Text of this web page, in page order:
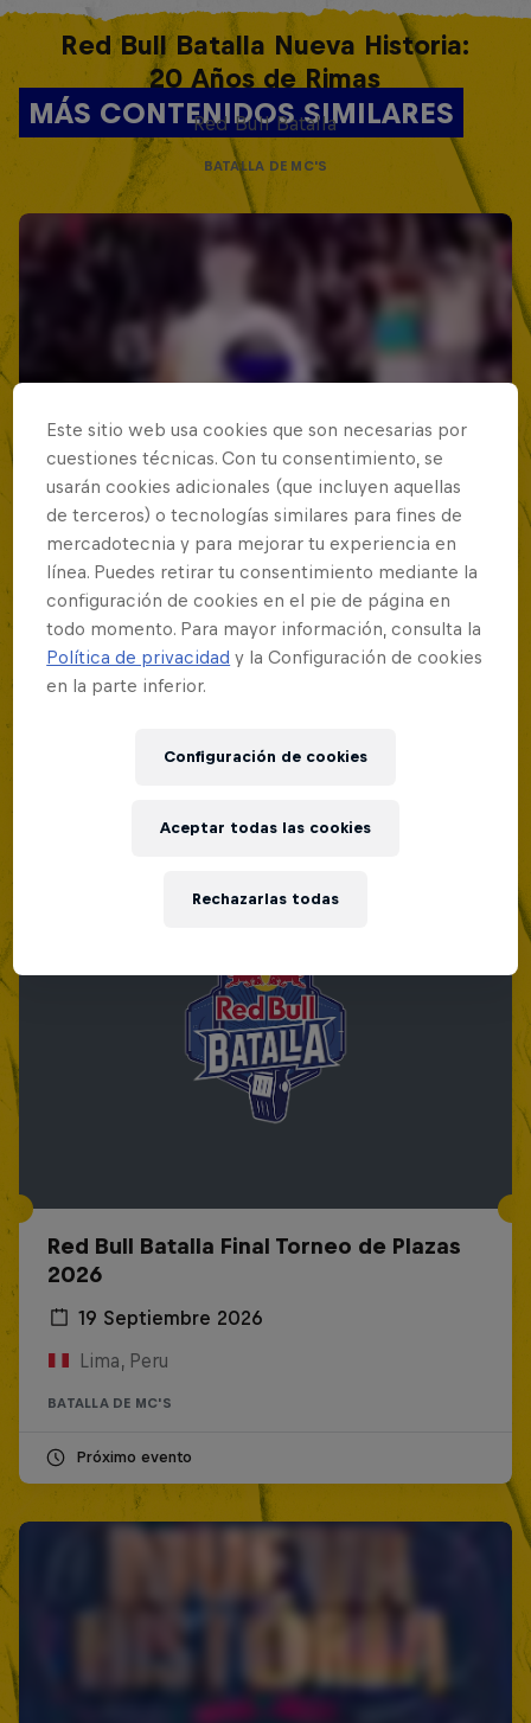
MÁS CONTENIDOS SIMILARES
Red Bull Batalla Nueva Historia:
20 Años de Rimas
Red Bull Batalla
BATALLA DE MC'S
Red Bull Batalla Final Torneo de Plazas
2026
19 Septiembre 2026
Lima, Peru
BATALLA DE MC'S
Próximo evento
Este sitio web usa cookies que son necesarias por
cuestiones técnicas. Con tu consentimiento, se
usarán cookies adicionales (que incluyen aquellas
de terceros) o tecnologías similares para fines de
mercadotecnia y para mejorar tu experiencia en
línea. Puedes retirar tu consentimiento mediante la
configuración de cookies en el pie de página en
todo momento. Para mayor información, consulta la
Política de privacidad y la Configuración de cookies
en la parte inferior.
Configuración de cookies
Rechazarlas todas
Aceptar todas las cookies